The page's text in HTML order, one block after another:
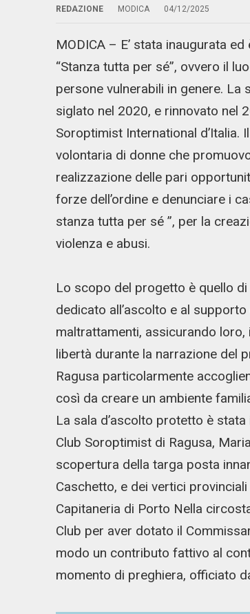
REDAZIONE MODICA 04/12/2025
MODICA – E’ stata inaugurata
“Stanza tutta per sé”, ovvero il
persone vulnerabili in genere. La
siglato nel 2020, e rinnovato nel
Soroptimist International
volontaria di donne che
realizzazione delle pari
forze dell’ordine e denunciare i
stanza tutta per sé ”, per la
violenza e abusi.
Lo scopo del progetto è quello
dedicato all’ascolto e al
maltrattamenti, assicurando
libertà durante la narrazione del
Ragusa particolarmente
così da creare un ambiente
La sala d’ascolto protetto è
Club Soroptimist di Ragusa,
scopertura della targa posta
Caschetto, e dei vertici
Capitaneria di Porto Nella
Club per aver dotato il
modo un contributo fattivo al
momento di preghiera, officiato